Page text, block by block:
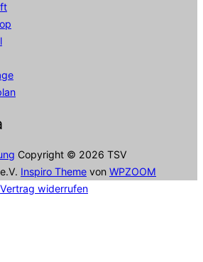
Copyright © 2026 TSV
Inspiro Theme von WPZOOM
Vertrag widerrufen